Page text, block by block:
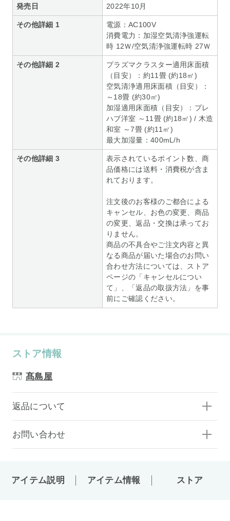
発売日 2022年10月
その他詳細 1
電源：AC100V
消費電力：加湿空気清浄強運転
時 12Ｗ/空気清浄強運転時 27Ｗ
その他詳細 2
プラズマクラスター適用床面積
（目安）：約11畳 (約18㎡)
空気清浄適用床面積（目安）：
～18畳 (約30㎡)
加湿適用床面積（目安）：プレ
ハブ洋室 ～11畳 (約18㎡) / 木造
和室 ～7畳 (約11㎡)
最大加湿量：400mL/h
その他詳細 3
表示されているポイント数、商
品価格には送料・消費税が含ま
れております。
注文後のお客様のご都合による
キャンセル、お色の変更、商品
の変更、返品・交換は承ってお
りません。
商品の不具合やご注文内容と異
なる商品が届いた場合のお問い
合わせ方法については、ストア
ページの「キャンセルについ
て」、「返品の取扱方法」を事
前にご確認ください。
ストア情報
髙島屋
返品について
お問い合わせ
アイテム説明 アイテム情報 ストア